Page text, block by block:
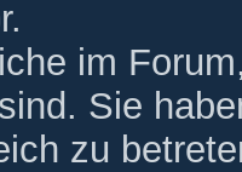
im
Sie
zu